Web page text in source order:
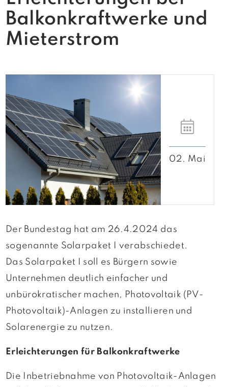
Balkonkraftwerke und
Mieterstrom
02. Mai
Der Bundestag hat am 26.4.2024 das
sogenannte Solarpaket I verabschiedet.
Das Solarpaket I soll es Bürgern sowie
Unternehmen deutlich einfacher und
unbürokratischer machen, Photovoltaik (PV-
Photovoltaik)-Anlagen zu installieren und
Solarenergie zu nutzen.
Erleichterungen für Balkonkraftwerke
Die Inbetriebnahme von Photovoltaik-Anlagen